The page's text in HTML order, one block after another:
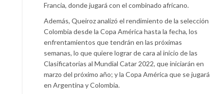
Francia, donde jugará con el combinado africano.
Además, Queiroz analizó el rendimiento de la selección
Colombia desde la Copa América hasta la fecha, los
enfrentamientos que tendrán en las próximas
semanas, lo que quiere lograr de cara al inicio de las
Clasificatorias al Mundial Catar 2022, que iniciarán en
marzo del próximo año; y la Copa América que se jugará
en Argentina y Colombia.